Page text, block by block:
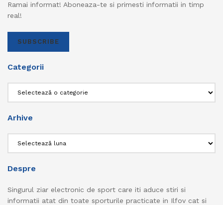
Ramai informat! Aboneaza-te si primesti informatii in timp
real!
SUBSCRIBE
Categorii
Arhive
Despre
Singurul ziar electronic de sport care iti aduce stiri si
informatii atat din toate sporturile practicate in Ilfov cat si